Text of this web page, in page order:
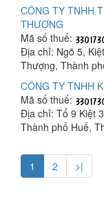
CÔNG TY TNHH
THƯỢNG
Mã số thuế:
Địa chỉ: Ngõ 5,
Thượng, Thành
CÔNG TY TNHH
Mã số thuế:
Địa chỉ: Tổ 9 Kiệt
Thành phố Huế,
1 2 >|